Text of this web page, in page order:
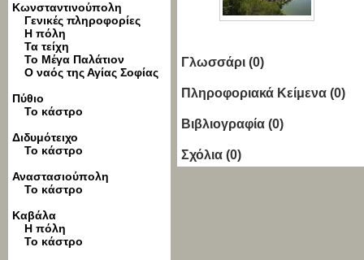
Κωνσταντινούπολη
Γενικές πληροφορίες
Η πόλη
Τα τείχη
Το Μέγα Παλάτιον
Ο ναός της Αγίας Σοφίας
Πύθιο
Το κάστρο
Διδυμότειχο
Το κάστρο
Αναστασιούπολη
Το κάστρο
Καβάλα
Η πόλη
Το κάστρο
Γλωσσάρι (0)
Πληροφοριακά Κείμενα (0)
Βιβλιογραφία (0)
Σχόλια (0)